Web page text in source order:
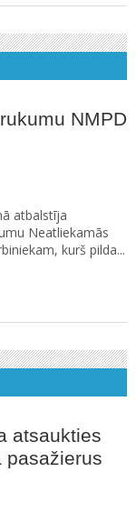
NMPD
atbalstīja
Neatliekamās
kurš pilda...
atsaukties
pasažierus